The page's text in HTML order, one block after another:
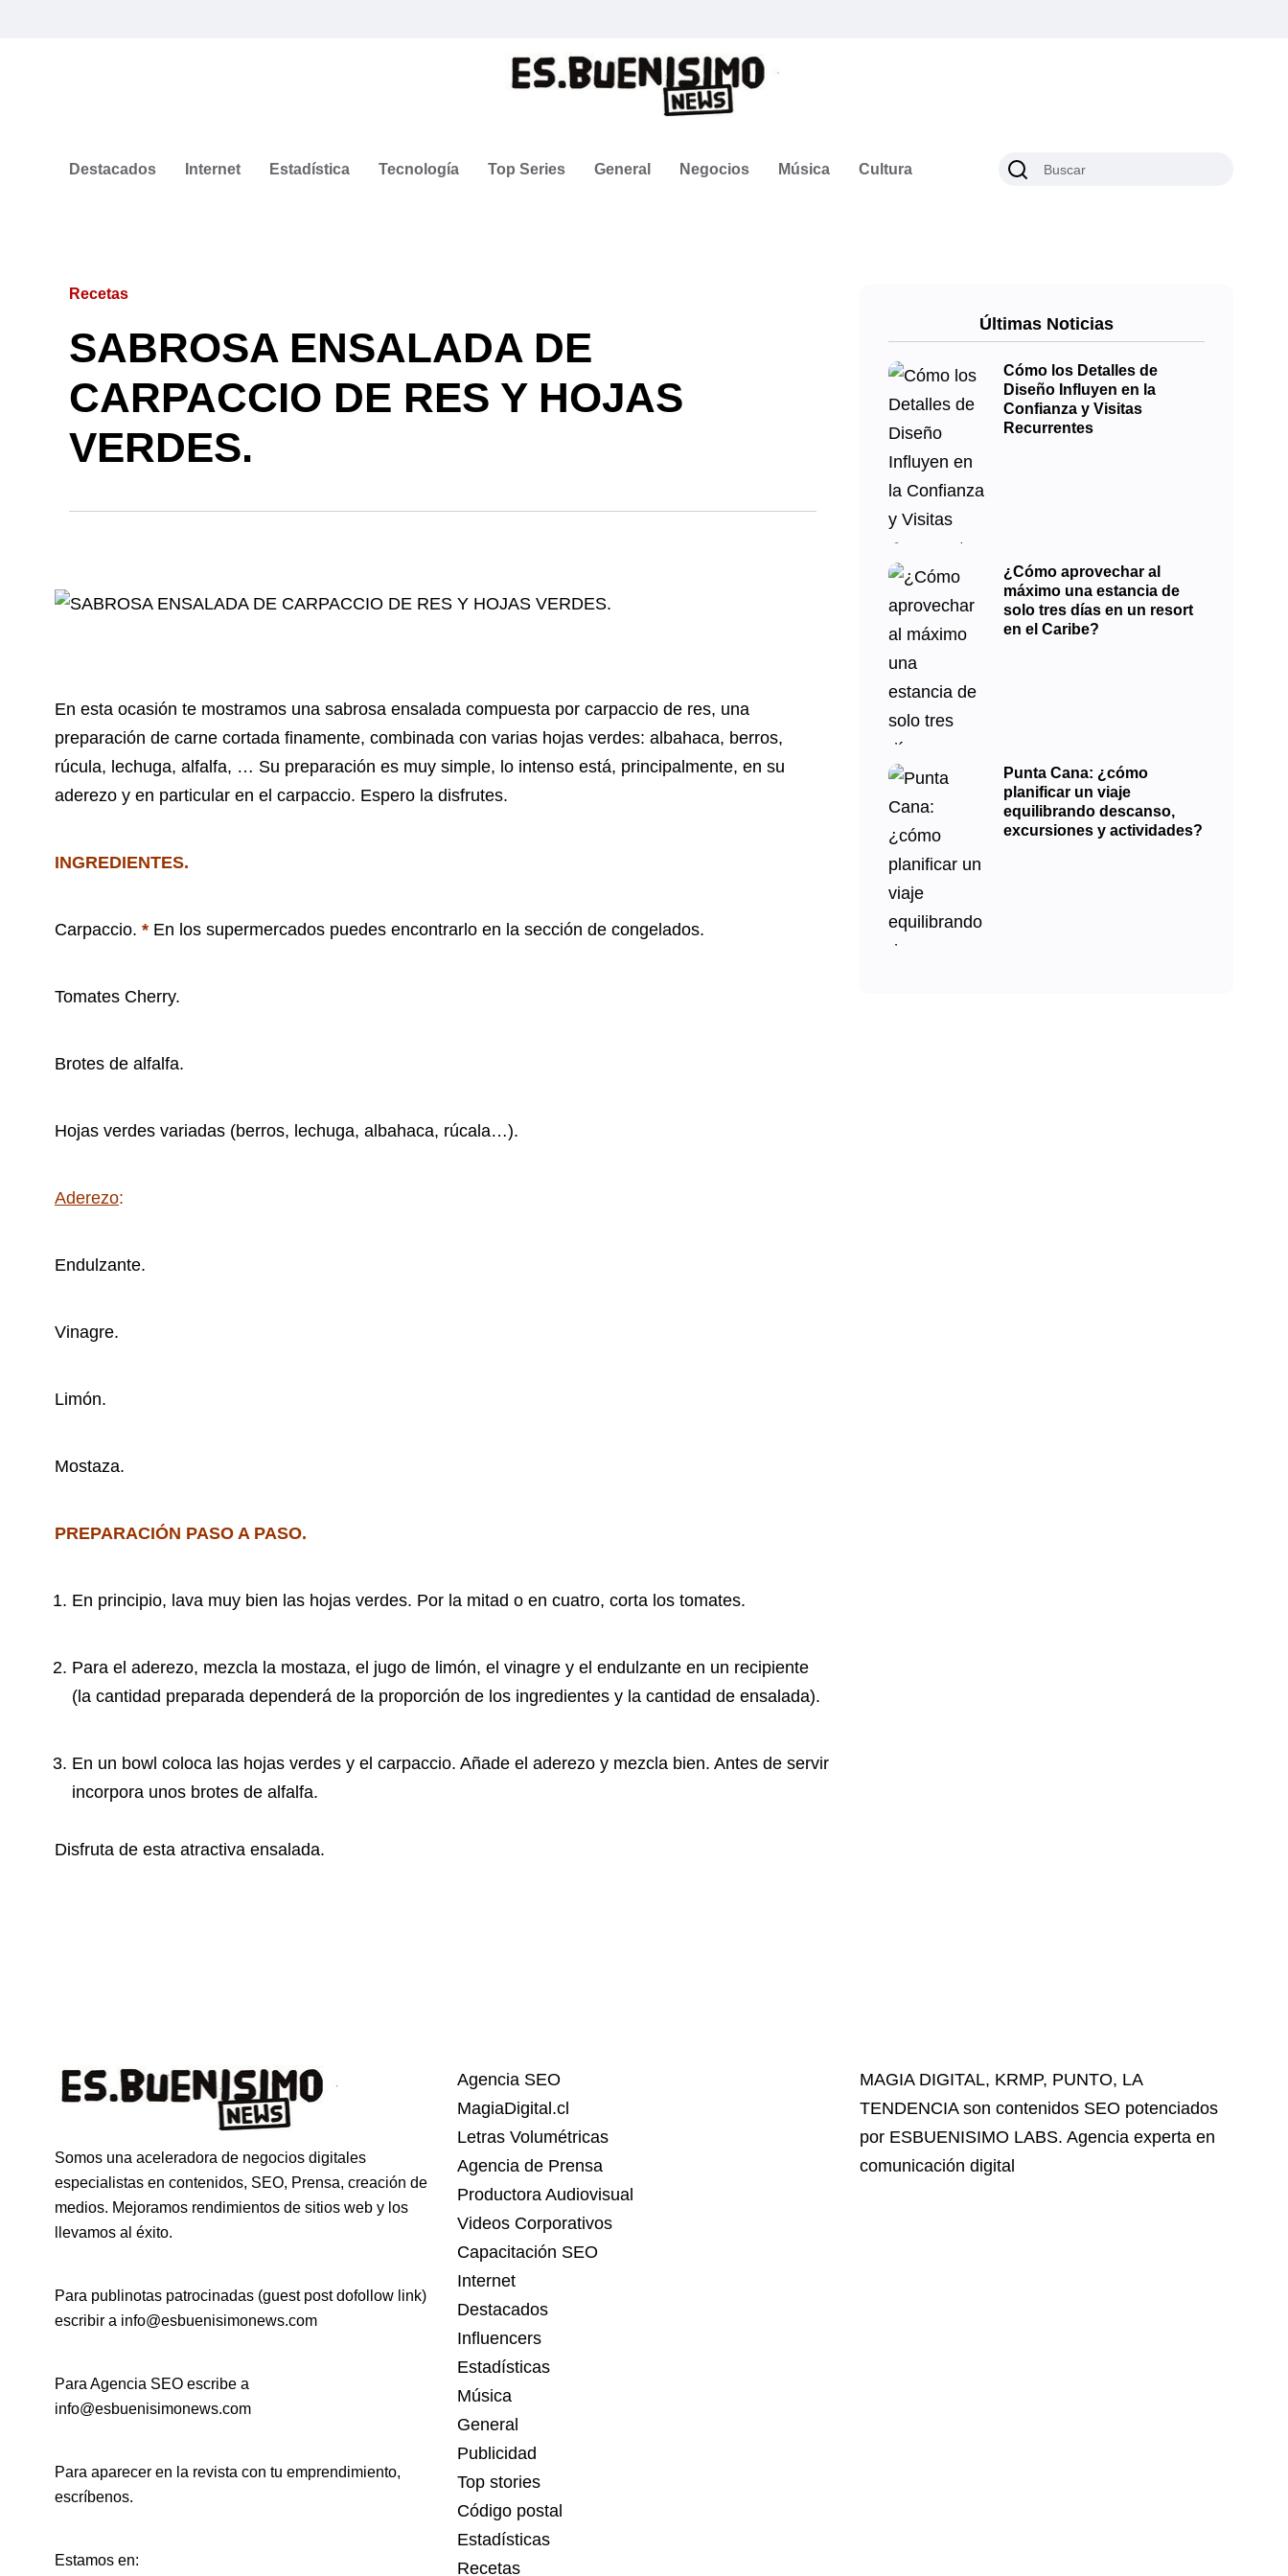
Destacados Internet Estadística Tecnología Top Series General Negocios Música Cultura
Recetas
SABROSA ENSALADA DE
CARPACCIO DE RES Y HOJAS
VERDES.
En esta ocasión te mostramos una sabrosa ensalada compuesta por carpaccio de res, una
preparación de carne cortada finamente, combinada con varias hojas verdes: albahaca, berros,
rúcula, lechuga, alfalfa, … Su preparación es muy simple, lo intenso está, principalmente, en su
aderezo y en particular en el carpaccio. Espero la disfrutes.
INGREDIENTES.
Carpaccio. * En los supermercados puedes encontrarlo en la sección de congelados.
Tomates Cherry.
Brotes de alfalfa.
Hojas verdes variadas (berros, lechuga, albahaca, rúcala…).
Aderezo:
Endulzante.
Vinagre.
Limón.
Mostaza.
PREPARACIÓN PASO A PASO.
En principio, lava muy bien las hojas verdes. Por la mitad o en cuatro, corta los tomates.
Para el aderezo, mezcla la mostaza, el jugo de limón, el vinagre y el endulzante en un recipiente
(la cantidad preparada dependerá de la proporción de los ingredientes y la cantidad de ensalada).
En un bowl coloca las hojas verdes y el carpaccio. Añade el aderezo y mezcla bien. Antes de servir
incorpora unos brotes de alfalfa.
Disfruta de esta atractiva ensalada.
Últimas Noticias
Cómo los Detalles de
Diseño Influyen en la
Confianza y Visitas
Recurrentes
¿Cómo aprovechar al
máximo una estancia de
solo tres días en un resort
en el Caribe?
Punta Cana: ¿cómo
planificar un viaje
equilibrando descanso,
excursiones y actividades?
Somos una aceleradora de negocios digitales
especialistas en contenidos, SEO, Prensa, creación de
medios. Mejoramos rendimientos de sitios web y los
llevamos al éxito.
Para publinotas patrocinadas (guest post dofollow link)
escribir a info@esbuenisimonews.com
Para Agencia SEO escribe a
info@esbuenisimonews.com
Para aparecer en la revista con tu emprendimiento,
escríbenos.
Estamos en:
Agencia SEO
MagiaDigital.cl
Letras Volumétricas
Agencia de Prensa
Productora Audiovisual
Videos Corporativos
Capacitación SEO
Internet
Destacados
Influencers
Estadísticas
Música
General
Publicidad
Top stories
Código postal
Estadísticas
Recetas
MAGIA DIGITAL, KRMP, PUNTO, LA
TENDENCIAson contenidos SEO potenciados
por ESBUENISIMO LABS. Agencia experta en
comunicación digital